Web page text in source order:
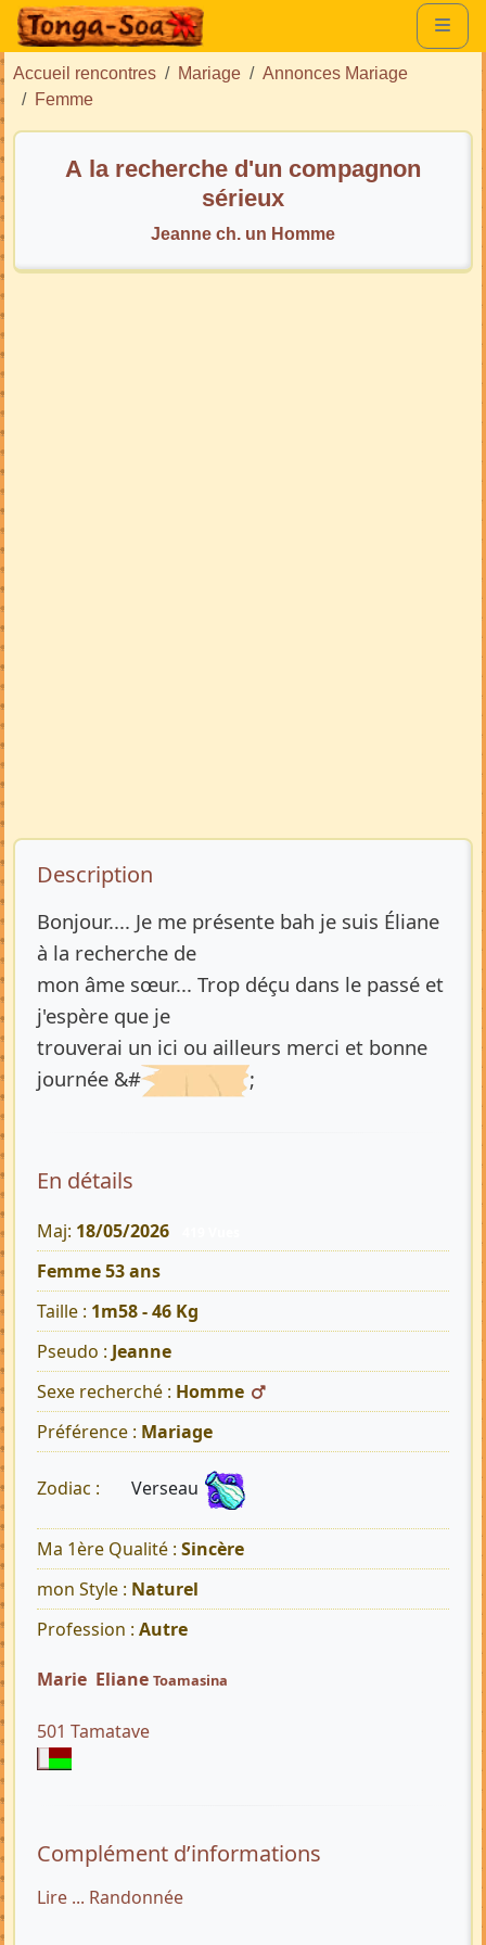
Accueil rencontres Mariage
Annonces Mariage
Femme
A la recherche d'un compagnon
sérieux
Jeanne ch. un Homme
Description de l’annonce
Description
Bonjour.... Je me présente bah je suis Éliane
à la recherche de
mon âme sœur... Trop déçu dans le passé et
j'espère que je
trouverai un ici ou ailleurs merci et bonne
journée &#
;
En détails
Maj: 18/05/2026
Femme 53 ans
Taille : 1m58 - 46 Kg
Pseudo : Jeanne
Sexe recherché : Homme
Préférence : Mariage
Zodiac : Verseau
Ma 1ère Qualité : Sincère
mon Style : Naturel
Profession : Autre
Marie Eliane Toamasina
501 Tamatave
Complément d’informations
Lire ... Randonnée